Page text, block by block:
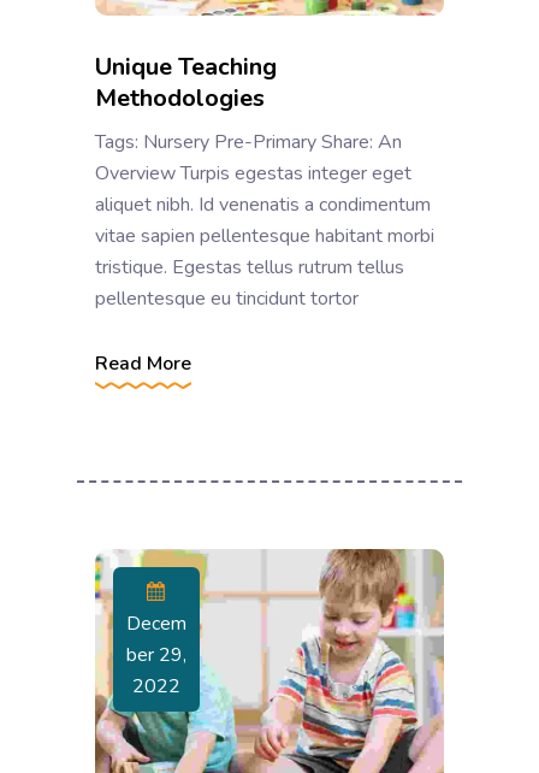
Unique Teaching
Methodologies
Tags: Nursery Pre-Primary Share: An
Overview Turpis egestas integer eget
aliquet nibh. Id venenatis a condimentum
vitae sapien pellentesque habitant morbi
tristique. Egestas tellus rutrum tellus
pellentesque eu tincidunt tortor
Read More
Decem
Ber 29,
2022